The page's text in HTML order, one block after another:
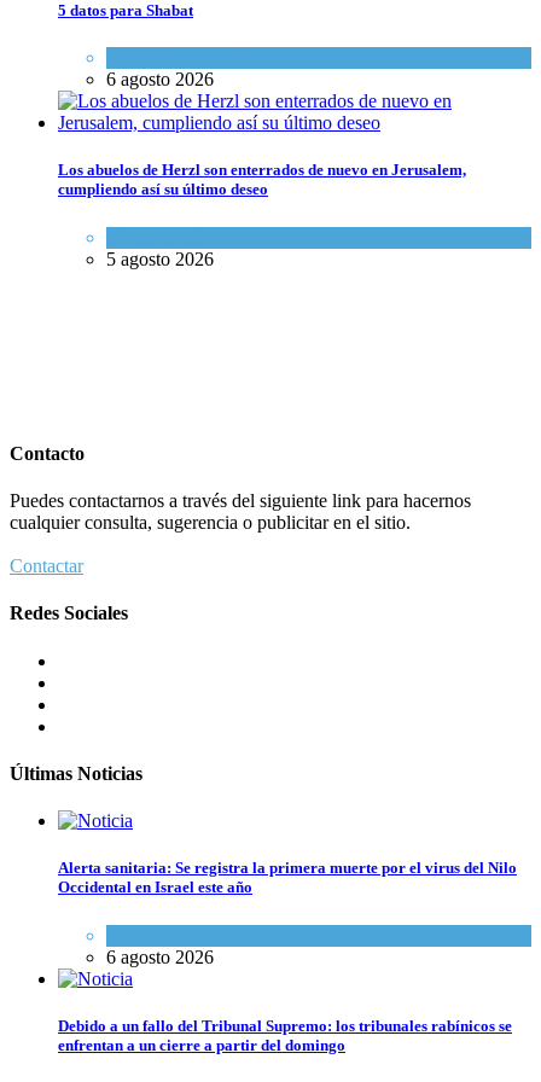
5 datos para Shabat
6 agosto 2026
Los abuelos de Herzl son enterrados de nuevo en Jerusalem,
cumpliendo así su último deseo
5 agosto 2026
Contacto
Puedes contactarnos a través del siguiente link para hacernos
cualquier consulta, sugerencia o publicitar en el sitio.
Contactar
Redes Sociales
Últimas Noticias
Alerta sanitaria: Se registra la primera muerte por el virus del Nilo
Occidental en Israel este año
6 agosto 2026
Debido a un fallo del Tribunal Supremo: los tribunales rabínicos se
enfrentan a un cierre a partir del domingo